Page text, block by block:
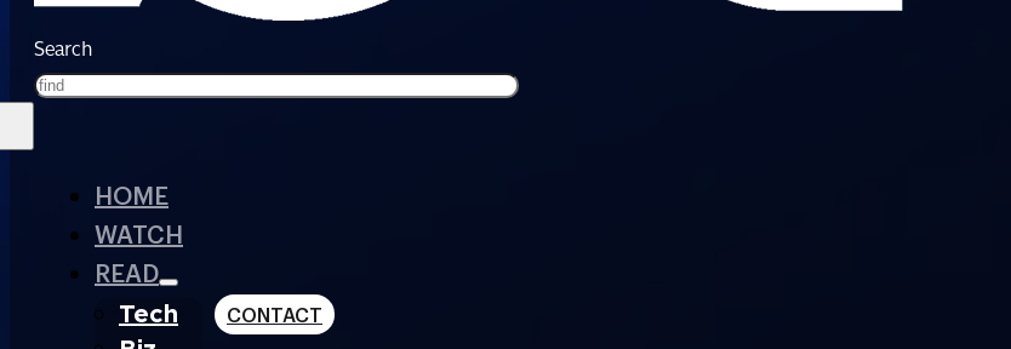
Search
HOME
WATCH
READ
Tech
CONTACT